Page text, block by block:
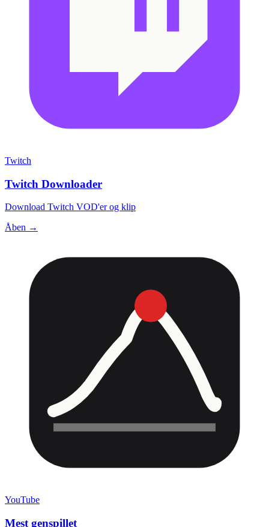
Twitch
Twitch Downloader
Download Twitch VOD'er og klip
Åben →
YouTube
Mest genspillet